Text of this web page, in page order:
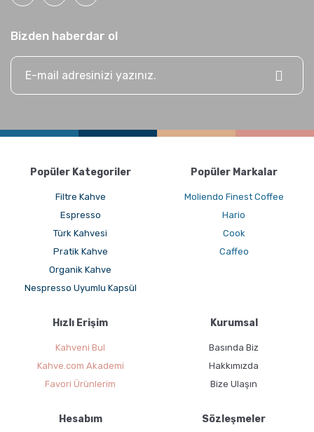
Hangi Demleme İçin Nasıl Kahve Öğütülmeli?
Bizden haberdar ol
Popüler Kategoriler
Filtre Kahve
Espresso
Türk Kahvesi
Pratik Kahve
Organik Kahve
Nespresso Uyumlu Kapsül
Popüler Markalar
Moliendo Finest Coffee
Hario
Cook
Caffeo
Hızlı Erişim
Kahveni Bul
Kahve.com Akademi
Favori Ürünlerim
Kurumsal
Basında Biz
Hakkımızda
Bize Ulaşın
Hesabım Sözleşmeler